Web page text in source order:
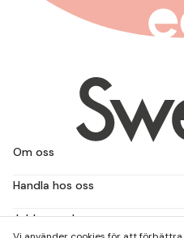
Om oss
Handla hos oss
Jobba med oss